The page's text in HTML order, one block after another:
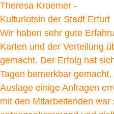
Theresa Kroemer -
Kulturlotsin der Stadt Erfurt
Wir haben sehr gute
Karten und der Verteilung
gemacht. Der Erfolg hat
Tagen bemerkbar
Auslage einige Anfragen
mit den Mitarbeitenden war